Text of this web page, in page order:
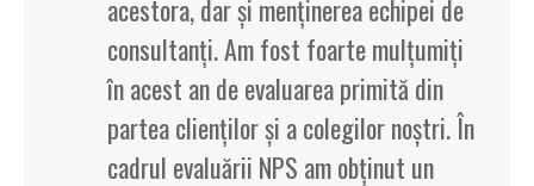
acestora, dar și menținerea echipei de
consultanți. Am fost foarte mulțumiți
în acest an de evaluarea primită din
partea clienților și a colegilor noștri. În
cadrul evaluării NPS am obținut un